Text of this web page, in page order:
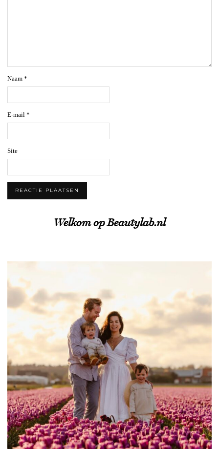
Naam *
E-mail *
Site
Welkom op Beautylab.nl